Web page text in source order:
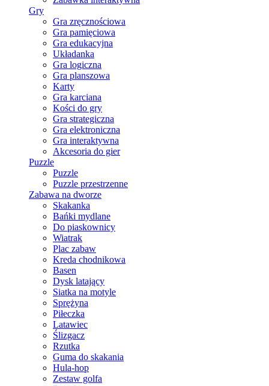
Gry
Gra zręcznościowa
Gra pamięciowa
Gra edukacyjna
Układanka
Gra logiczna
Gra planszowa
Karty
Gra karciana
Kości do gry
Gra strategiczna
Gra elektroniczna
Gra interaktywna
Akcesoria do gier
Puzzle
Puzzle
Puzzle przestrzenne
Zabawa na dworze
Skakanka
Bańki mydlane
Do piaskownicy
Wiatrak
Plac zabaw
Kreda chodnikowa
Basen
Dysk latający
Siatka na motyle
Sprężyna
Piłeczka
Latawiec
Ślizgacz
Rzutka
Guma do skakania
Hula-hop
Zestaw golfa